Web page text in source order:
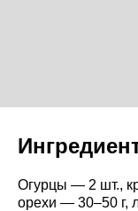
Огурцы — 2 шт.,
орехи — 30–50 г,